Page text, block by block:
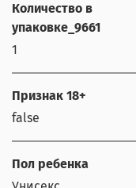
Количество в
упаковке_9661
1
Признак 18+
false
Пол ребенка